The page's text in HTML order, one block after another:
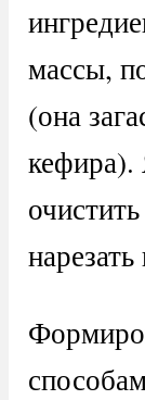
массы,
(она